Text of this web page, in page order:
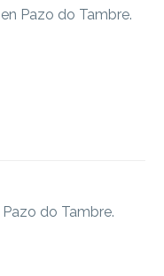
Pazo do Tambre.
do Tambre.